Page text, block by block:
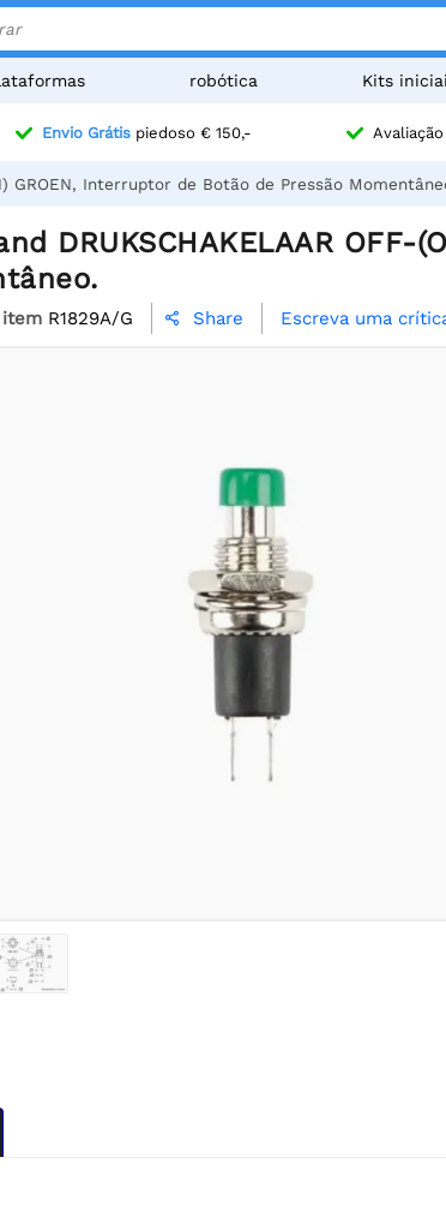
robótica Kits
Envio Grátispiedoso € 150,-
GROEN, Interruptor de Botão de Pressão
DRUKSCHAKELAAR
item R1829A/G  Share Escreva uma